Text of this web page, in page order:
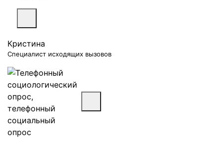
Кристина
Специалист исходящих вызовов